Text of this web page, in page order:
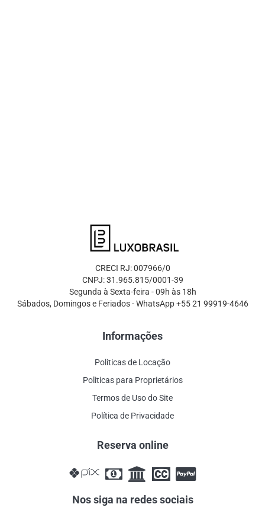
CRECI RJ: 007966/0
CNPJ: 31.965.815/0001-39
Segunda à Sexta-feira - 09h às 18h
Sábados, Domingos e Feriados - WhatsApp +55 21 99919-4646
Informações
Politicas de Locação
Politicas para Proprietários
Termos de Uso do Site
Política de Privacidade
Reserva online
Nos siga na redes sociais